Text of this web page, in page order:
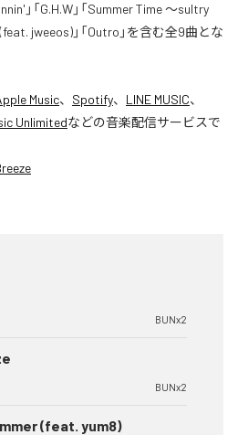
」「G.H.W」「Summer Time 〜sultry
jweeos)」「Outro」を含む全9曲とな
Music、 Spotify、 LINE MUSIC、
Unlimitedなどの音楽配信サービスで
BUNx2
BUNx2
(feat. yum8)